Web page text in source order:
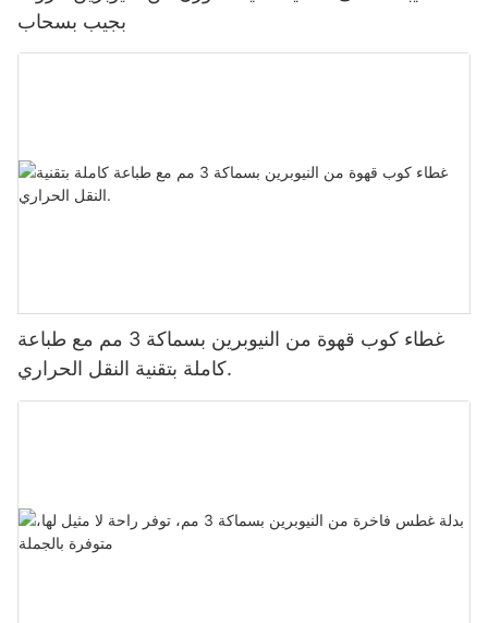
بجيب بسحاب
غطاء كوب قهوة من النيوبرين بسماكة 3 مم مع طباعة
كاملة بتقنية النقل الحراري.